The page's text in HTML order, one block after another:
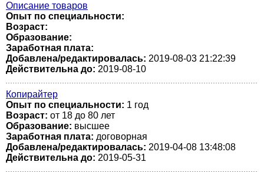
Описание товаров
Опыт по специальности:
Возраст:
Образование:
Заработная плата:
Добавлена/редактировалась: 2019-08-03 21:22:39
Действительна до: 2019-08-10
Копирайтер
Опыт по специальности: 1 год
Возраст: от 18 до 80 лет
Образование: высшее
Заработная плата: договорная
Добавлена/редактировалась: 2019-04-08 13:48:08
Действительна до: 2019-05-31